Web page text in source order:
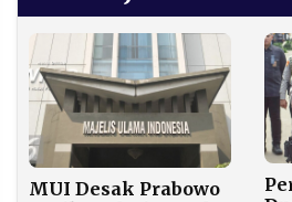
MUI Desak Prabowo